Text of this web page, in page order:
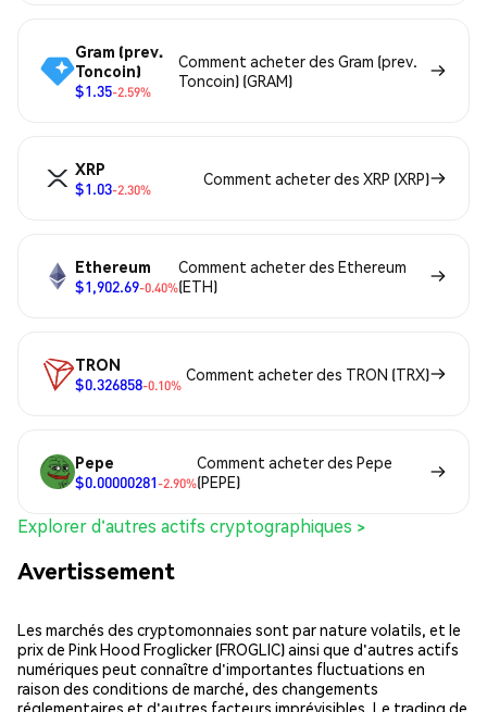
Gram (prev.
Toncoin)
$1.35-2.59%
Comment acheter des Gram (prev.
Toncoin) (GRAM)
XRP
$1.03-2.30%
Comment acheter des XRP (XRP)
Ethereum
$1,902.69-0.40%
Comment acheter des Ethereum
(ETH)
TRON
$0.326858-0.10%
Comment acheter des TRON (TRX)
Pepe
$0.00000281-2.90%
Comment acheter des Pepe
(PEPE)
Explorer d'autres actifs cryptographiques >
Avertissement
Les marchés des cryptomonnaies sont par nature volatils, et le
prix de Pink Hood Froglicker (FROGLIC) ainsi que d'autres actifs
numériques peut connaître d'importantes fluctuations en
raison des conditions de marché, des changements
réglementaires et d'autres facteurs imprévisibles. Le trading de